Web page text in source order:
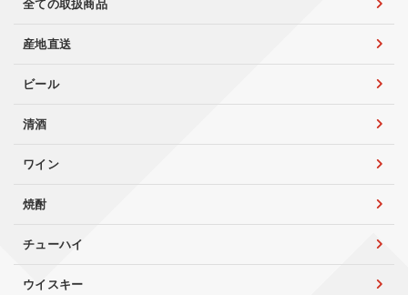
全ての取扱商品
産地直送
ビール
清酒
ワイン
焼酎
チューハイ
ウイスキー